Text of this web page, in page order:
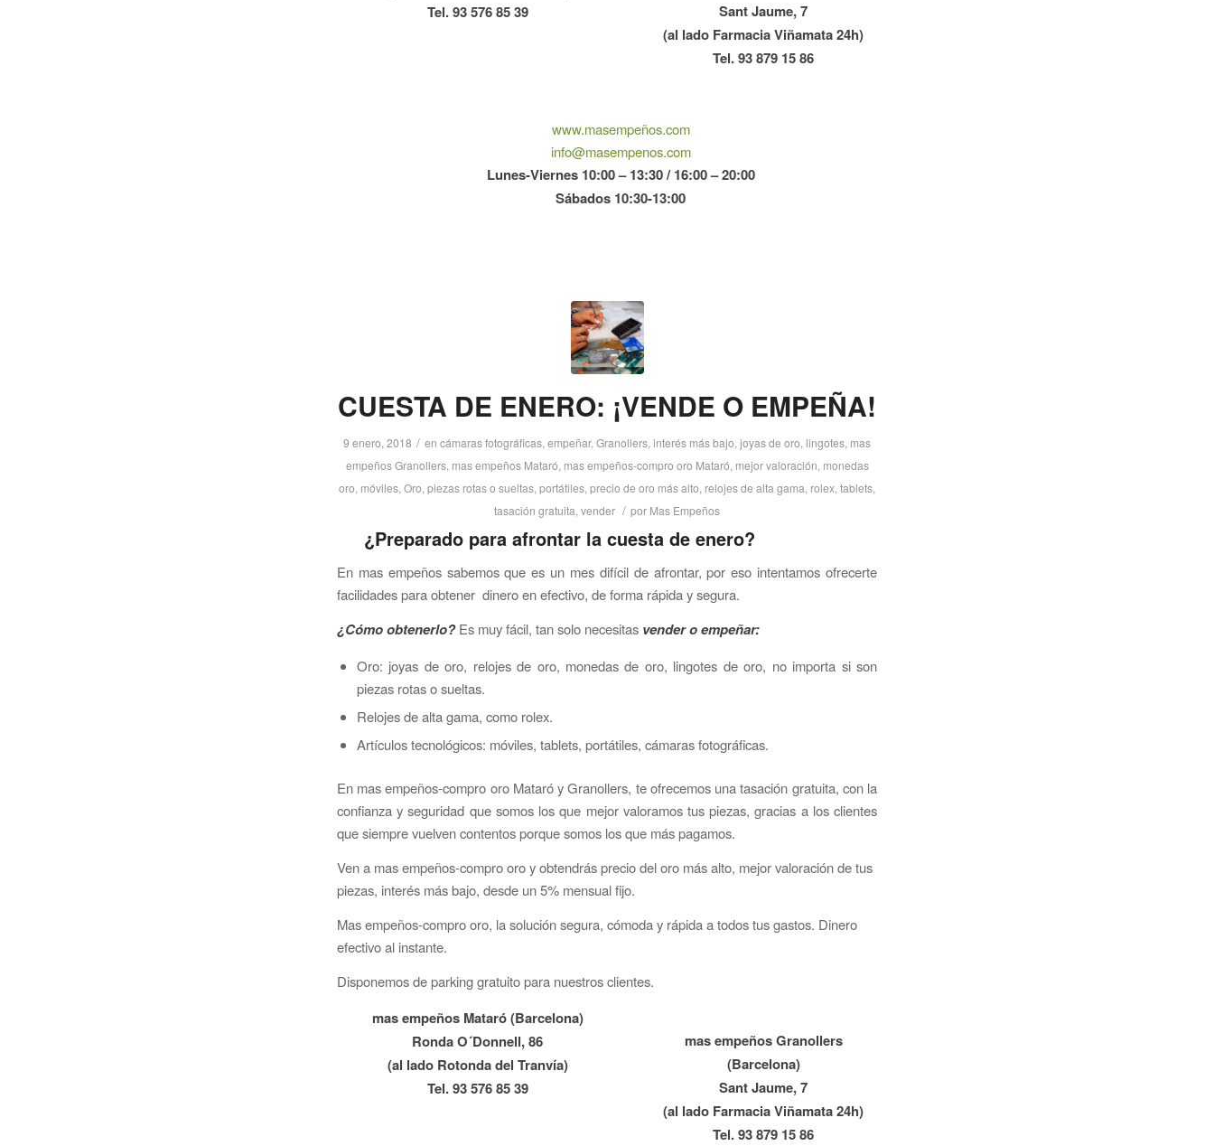
Tel. 93 576 85 39
Sant Jaume, 7
(al lado Farmacia Viñamata 24h)
Tel. 93 879 15 86
www.masempeños.com
info@masempenos.com
Lunes-Viernes 10:00 – 13:30 / 16:00 – 20:00
Sábados 10:30-13:00
CUESTA DE ENERO: ¡VENDE O EMPEÑA!
9 enero, 2018 / en cámaras fotográficas, empeñar, Granollers, interés más bajo, joyas de oro, lingotes, mas
empeños Granollers, mas empeños Mataró, mas empeños-compro oro Mataró, mejor valoración, monedas
oro, móviles, Oro, piezas rotas o sueltas, portátiles, precio de oro más alto, relojes de alta gama, rolex, tablets,
tasación gratuita, vender / por Mas Empeños
¿Preparado para afrontar la cuesta de enero?
En mas empeños sabemos que es un mes difícil de afrontar, por eso intentamos ofrecerte
facilidades para obtener dinero en efectivo, de forma rápida y segura.
¿Cómo obtenerlo? Es muy fácil, tan solo necesitas vender o empeñar:
Oro: joyas de oro, relojes de oro, monedas de oro, lingotes de oro, no importa si son
piezas rotas o sueltas.
Relojes de alta gama, como rolex.
Artículos tecnológicos: móviles, tablets, portátiles, cámaras fotográficas.
En mas empeños-compro oro Mataró y Granollers, te ofrecemos una tasación gratuita, con la
confianza y seguridad que somos los que mejor valoramos tus piezas, gracias a los clientes
que siempre vuelven contentos porque somos los que más pagamos.
Ven a mas empeños-compro oro y obtendrás precio del oro más alto, mejor valoración de tus
piezas, interés más bajo, desde un 5% mensual fijo.
Mas empeños-compro oro, la solución segura, cómoda y rápida a todos tus gastos. Dinero
efectivo al instante.
Disponemos de parking gratuito para nuestros clientes.
mas empeños Mataró (Barcelona)
Ronda O´Donnell, 86
(al lado Rotonda del Tranvía)
Tel. 93 576 85 39
mas empeños Granollers
(Barcelona)
Sant Jaume, 7
(al lado Farmacia Viñamata 24h)
Tel. 93 879 15 86